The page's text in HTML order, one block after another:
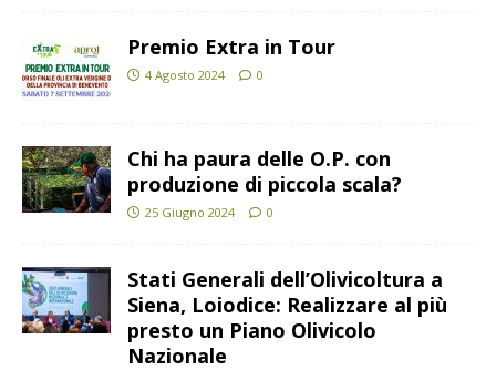
Premio Extra in Tour
4 Agosto 2024 0
Chi ha paura delle O.P. con
produzione di piccola scala?
25 Giugno 2024 0
Stati Generali dell’Olivicoltura a
Siena, Loiodice: Realizzare al più
presto un Piano Olivicolo
Nazionale